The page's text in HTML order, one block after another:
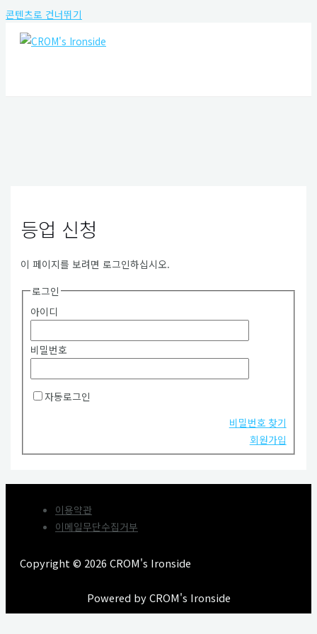
콘텐츠로 건너뛰기
등업 신청
이 페이지를 보려면 로그인하십시오.
로그인
아이디
비밀번호
자동로그인
비밀번호 찾기
회원가입
이용약관
이메일무단수집거부
Copyright © 2026 CROM's Ironside
Powered by CROM's Ironside